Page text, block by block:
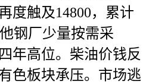
度触及14800，累计
钢厂少量按需采
年高位。柴油价钱反
色板块承压。市场逃